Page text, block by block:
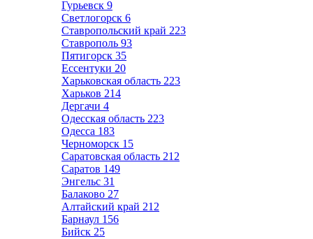
Гурьевск 9
Светлогорск 6
Ставропольский край 223
Ставрополь 93
Пятигорск 35
Ессентуки 20
Харьковская область 223
Харьков 214
Дергачи 4
Одесская область 223
Одесса 183
Черноморск 15
Саратовская область 212
Саратов 149
Энгельс 31
Балаково 27
Алтайский край 212
Барнаул 156
Бийск 25